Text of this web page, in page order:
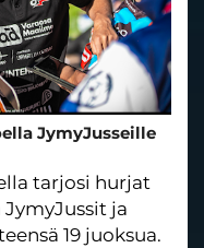
JymyJusseille
tarjosi hurjat
ja
19 juoksua.